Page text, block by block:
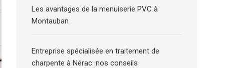
Les avantages de la menuiserie PVC à
Montauban
Entreprise spécialisée en traitement de
charpente à Nérac: nos conseils